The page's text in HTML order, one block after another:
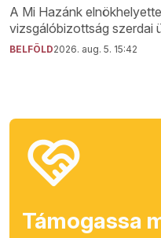
A Mi Hazánk
vizsgálóbizottság szerdai
BELFÖLD2026. aug. 5. 15:42
Támogassa